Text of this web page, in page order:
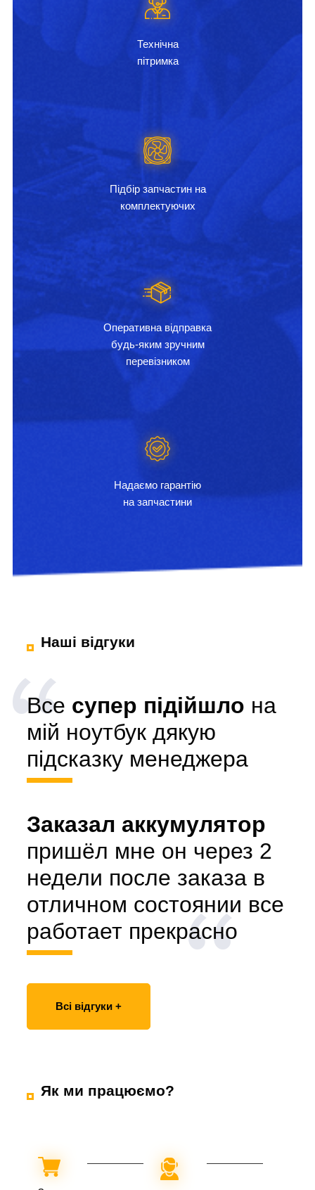
Технічна
пітримка
Підбір запчастин на
комплектуючих
Оперативна відправка
будь-яким зручним
перевізником
Надаємо гарантію
на запчастини
Наші відгуки
Все супер підійшло на
мій ноутбук дякую
підсказку менеджера
Заказал аккумулятор
пришёл мне он через 2
недели после заказа в
отличном состоянии все
работает прекрасно
Всі відгуки +
Як ми працюємо?